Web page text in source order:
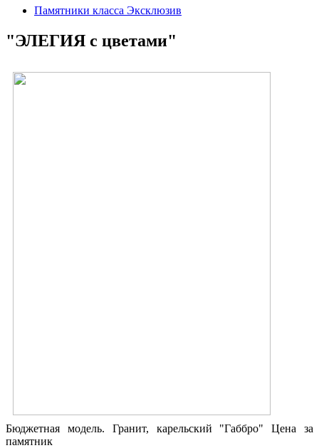
Памятники класса Эксклюзив
"ЭЛЕГИЯ с цветами"
Бюджетная модель. Гранит, карельский "Габбро" Цена за
памятник